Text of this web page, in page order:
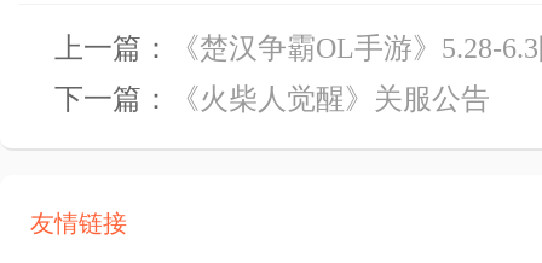
上一篇：
《楚汉争霸OL手游》5.28-
下一篇：
《火柴人觉醒》关服公告
友情链接